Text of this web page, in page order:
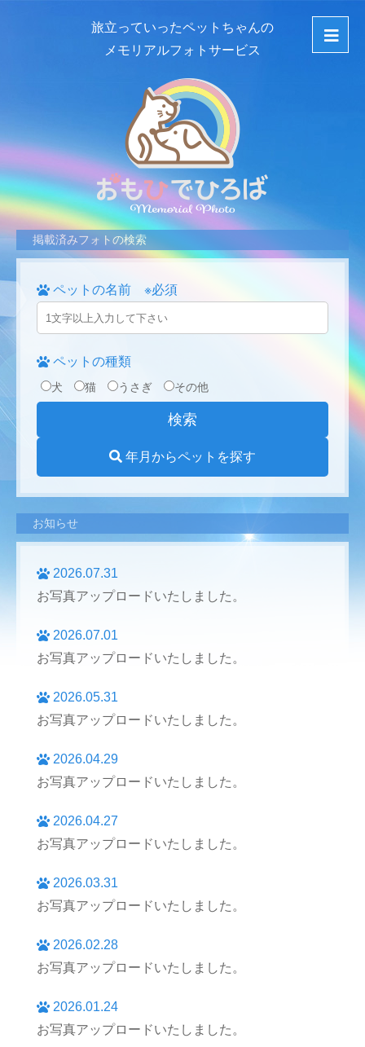
旅立っていったペットちゃんの
メモリアルフォトサービス
掲載済みフォトの検索
ペットの名前 ※必須
ペットの種類
犬 猫 うさぎ その他
年月からペットを探す
お知らせ
2026.07.31
お写真アップロードいたしました。
2026.07.01
お写真アップロードいたしました。
2026.05.31
お写真アップロードいたしました。
2026.04.29
お写真アップロードいたしました。
2026.04.27
お写真アップロードいたしました。
2026.03.31
お写真アップロードいたしました。
2026.02.28
お写真アップロードいたしました。
2026.01.24
お写真アップロードいたしました。